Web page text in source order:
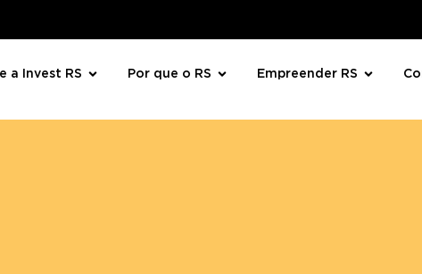
a Invest RS Por que o RS Empreender RS